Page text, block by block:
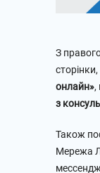
З
сторінки,
онлайн»,
з
Також
Мережа